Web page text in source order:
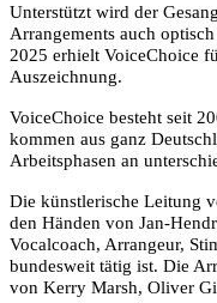
Unterstützt wird der
Arrangements auch
2025 erhielt VoiceChoice
Auszeichnung.
VoiceChoice besteht seit
kommen aus ganz
Arbeitsphasen an
Die künstlerische Leitung
den Händen von Jan-
Vocalcoach, Arrangeur,
bundesweit tätig ist. Die
von Kerry Marsh, Oliver